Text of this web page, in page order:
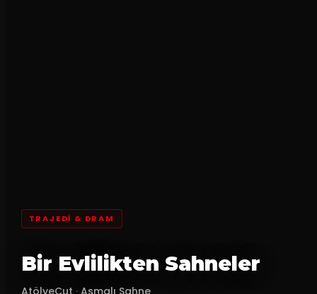
TRAJEDI & DRAM
Bir Evlilikten Sahneler
AtölyeCut · Asmalı Sahne